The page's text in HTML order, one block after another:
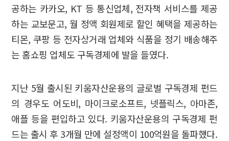
공하는 카카오, KT 등 통신업체, 전자책 서비스를 제공
하는 교보문고, 월 정액 회원제로 할인 혜택을 제공하는
티몬, 쿠팡 등 전자상거래 업체와 식품을 정기 배송해주
는 홈쇼핑 업체도 구독경제에 발을 들였다.
지난 5월 출시된 키움자산운용의 글로벌 구독경제 펀드
의 경우도 어도비, 마이크로소프트, 넷플릭스, 아마존,
애플 등을 편입하고 있다. 키움자산운용의 구독경제 펀
드는 출시 후 3개월 만에 설정액이 100억원을 돌파했다.